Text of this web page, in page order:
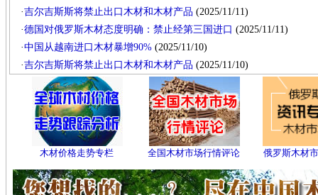
·吉尔吉斯斯将禁止出口木材和木材产品 (2025/11/11)
·德国对俄罗斯木材态度明确：禁止经第三国进口 (2025/11/11)
·中国从越南进口木材暴增90% (2025/11/10)
·吉尔吉斯斯将禁止出口木材和木材产品 (2025/11/10)
木材价格走势专栏 全国木材市场行情评论 俄罗斯木材